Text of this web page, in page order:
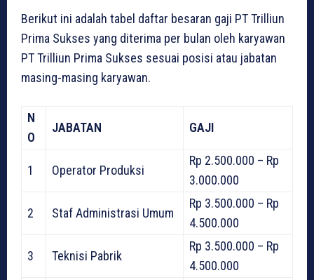
Berikut ini adalah tabel daftar besaran gaji PT Trilliun
Prima Sukses yang diterima per bulan oleh karyawan
PT Trilliun Prima Sukses sesuai posisi atau jabatan
masing-masing karyawan.
N
O
JABATAN GAJI
1 Operator Produksi
Rp 2.500.000 – Rp
3.000.000
2 Staf Administrasi Umum
Rp 3.500.000 – Rp
4.500.000
3 Teknisi Pabrik
Rp 3.500.000 – Rp
4.500.000